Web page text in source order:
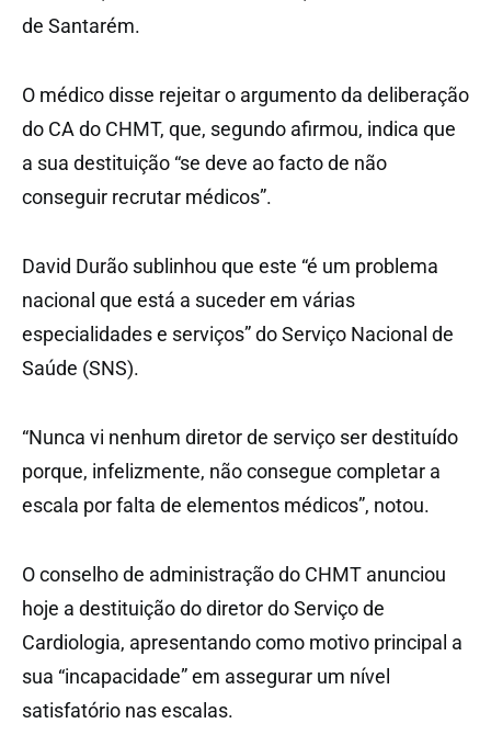
de Santarém.
O médico disse rejeitar o argumento da deliberação
do CA do CHMT, que, segundo afirmou, indica que
a sua destituição “se deve ao facto de não
conseguir recrutar médicos”.
David Durão sublinhou que este “é um problema
nacional que está a suceder em várias
especialidades e serviços” do Serviço Nacional de
Saúde (SNS).
“Nunca vi nenhum diretor de serviço ser destituído
porque, infelizmente, não consegue completar a
escala por falta de elementos médicos”, notou.
O conselho de administração do CHMT anunciou
hoje a destituição do diretor do Serviço de
Cardiologia, apresentando como motivo principal a
sua “incapacidade” em assegurar um nível
satisfatório nas escalas.